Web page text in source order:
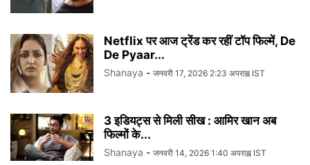
Netflix पर आज ट्रेंड कर रहीं टॉप फिल्में, De
De Pyaar...
Shanaya - जनवरी 17, 2026 2:23 अपराह्न IST
3 इडियट्स से मिली सीख : आमिर खान अब
फिल्मों के...
Shanaya - जनवरी 14, 2026 1:40 अपराह्न IST